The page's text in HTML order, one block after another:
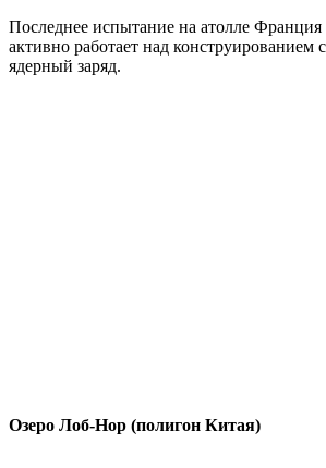
Последнее испытание на атолле
активно работает над
ядерный заряд.
Озеро Лоб-Нор (полигон Китая)